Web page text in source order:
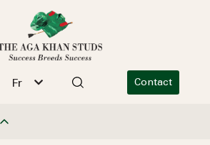
Fr Contact